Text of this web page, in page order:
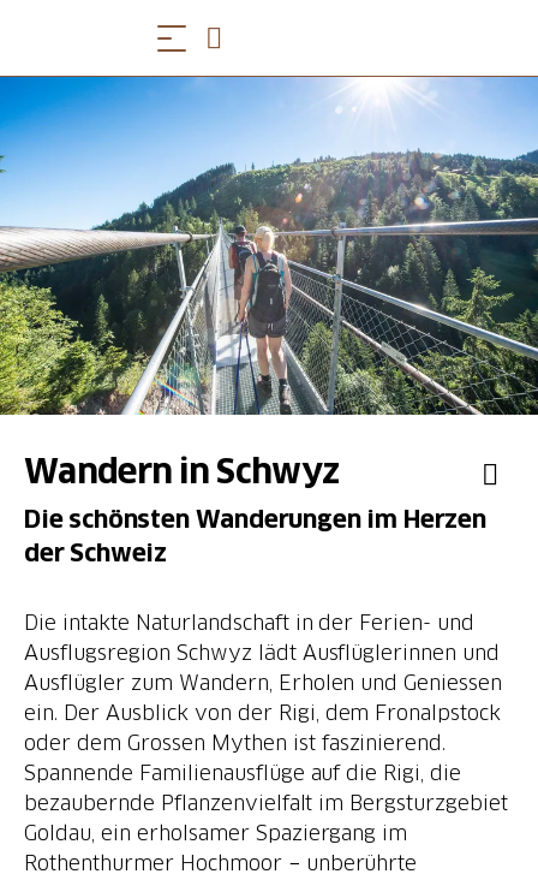
Wandern in Schwyz
Die schönsten Wanderungen im Herzen
der Schweiz
Die intakte Naturlandschaft in der Ferien- und
Ausflugsregion Schwyz lädt Ausflüglerinnen und
Ausflügler zum Wandern, Erholen und Geniessen
ein. Der Ausblick von der Rigi, dem Fronalpstock
oder dem Grossen Mythen ist faszinierend.
Spannende Familienausflüge auf die Rigi, die
bezaubernde Pflanzenvielfalt im Bergsturzgebiet
Goldau, ein erholsamer Spaziergang im
Rothenthurmer Hochmoor − unberührte